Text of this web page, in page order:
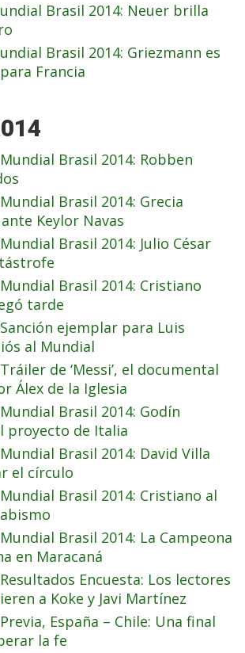
Brasil 2014: Neuer brilla
Brasil 2014: Griezmann es
Francia
Mundial Brasil 2014: Robben
Mundial Brasil 2014: Grecia
Keylor Navas
Mundial Brasil 2014: Julio César
Mundial Brasil 2014: Cristiano
tarde
Sanción ejemplar para Luis
al Mundial
Tráiler de ‘Messi’, el documental
Álex de la Iglesia
Mundial Brasil 2014: Godín
proyecto de Italia
Mundial Brasil 2014: David Villa
el círculo
Mundial Brasil 2014: Cristiano al
Mundial Brasil 2014: La Campeona
en Maracaná
Resultados Encuesta: Los lectores
a Koke y Javi Martínez
Previa, España – Chile: Una final
la fe